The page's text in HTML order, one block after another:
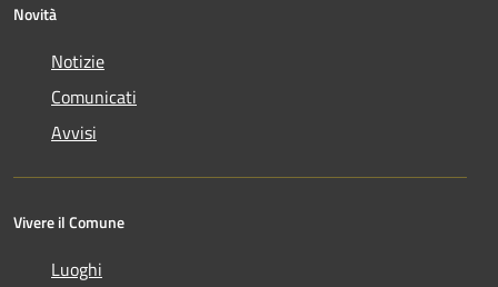
Novità
Notizie
Comunicati
Avvisi
Vivere il Comune
Luoghi